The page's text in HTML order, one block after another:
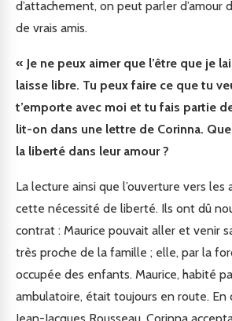
d’attachement, on peut parler d’amour
de vrais amis.
« Je ne peux aimer que l’être que je
laisse libre. Tu peux faire ce que tu
t’emporte avec moi et tu fais partie
lit-on dans une lettre de Corinna.
la liberté dans leur amour ?
La lecture ainsi que l’ouverture vers les
cette nécessité de liberté. Ils ont dû
contrat : Maurice pouvait aller et venir
très proche de la famille ; elle, par la
occupée des enfants. Maurice, habité
ambulatoire, était toujours en route. En